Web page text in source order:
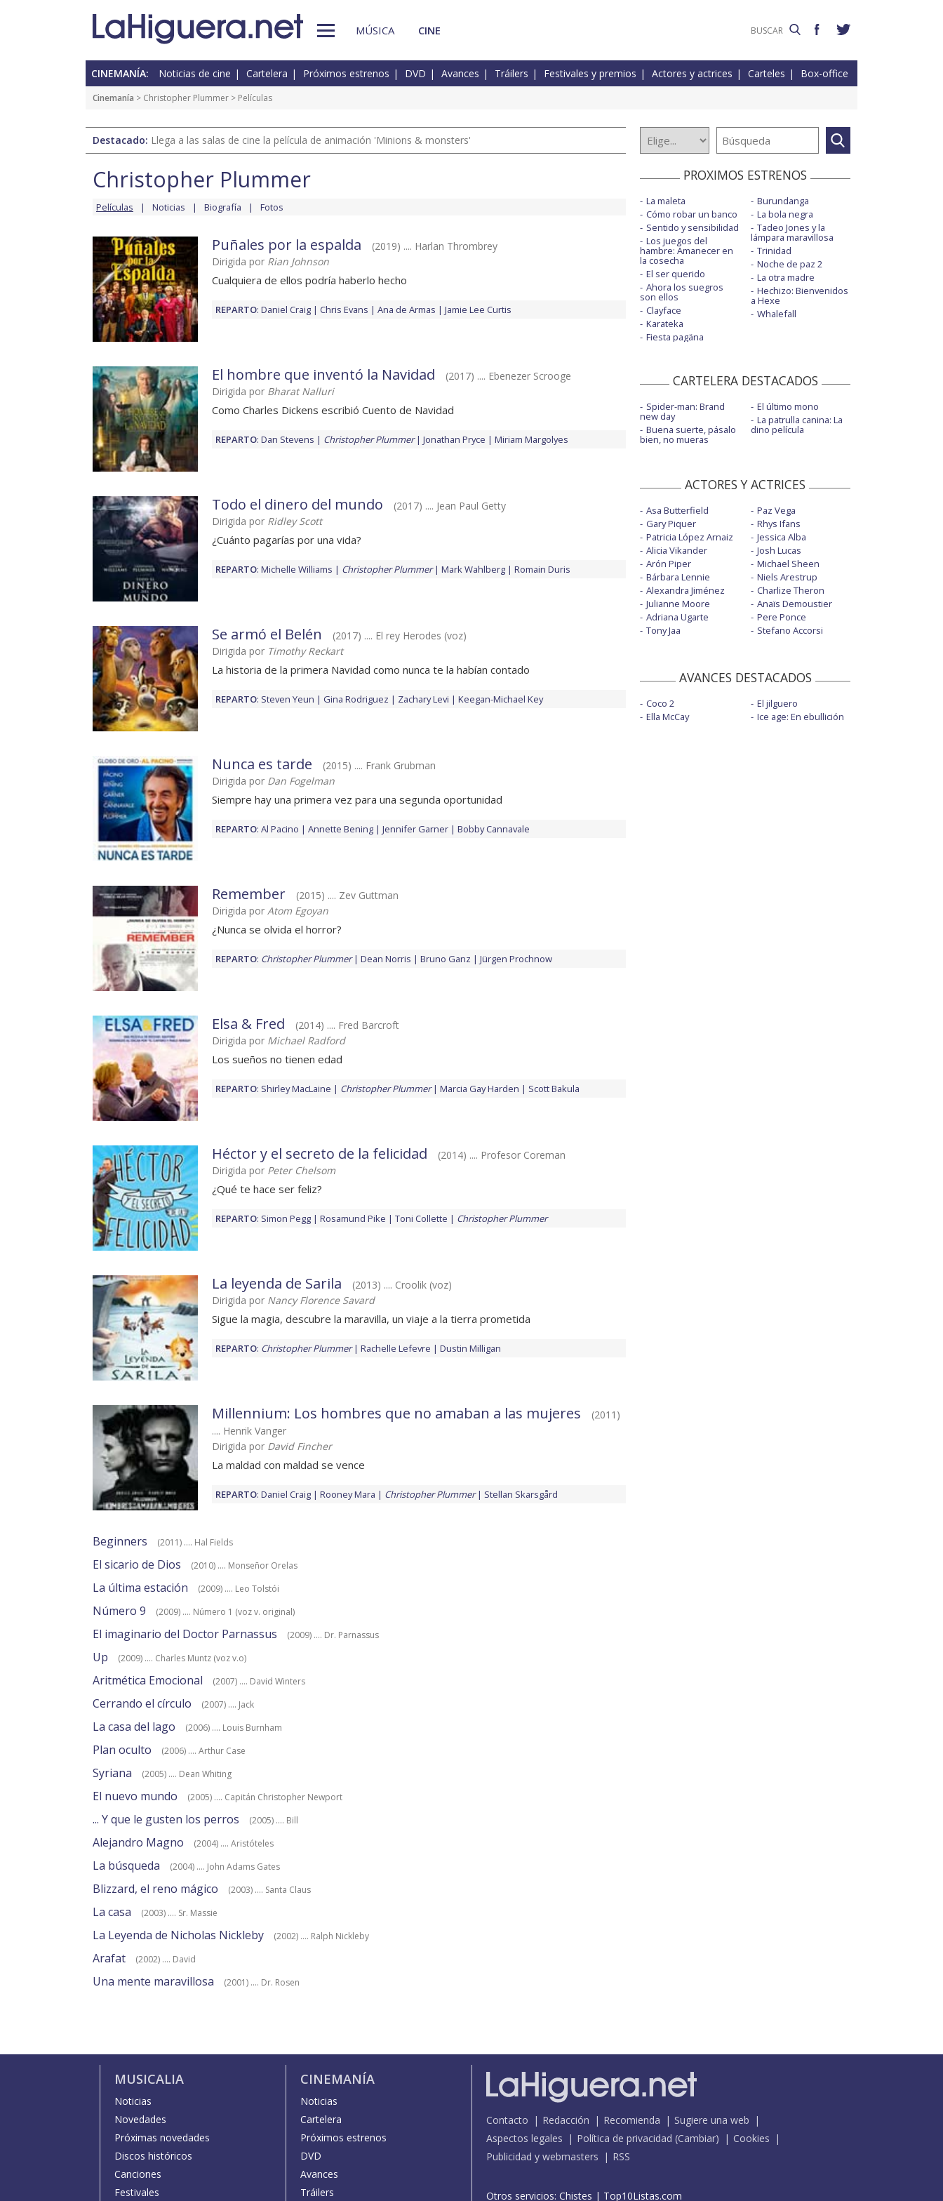
MÚSICA CINE
CINEMANÍA: Noticias de cine Cartelera Próximos estrenos DVD Avances Tráilers Festivales y premios Actores y actrices Carteles Box-office
Cinemanía > Christopher Plummer > Películas
Destacado: Llega a las salas de cine la película de animación 'Minions & monsters'
Christopher Plummer
Películas Noticias Biografía Fotos
Puñales por la espalda
(2019) .... Harlan Thrombrey
Dirigida por Rian Johnson
Cualquiera de ellos podría haberlo hecho
REPARTO: Daniel Craig Chris Evans Ana de Armas Jamie Lee Curtis
El hombre que inventó la Navidad
(2017) .... Ebenezer Scrooge
Dirigida por Bharat Nalluri
Como Charles Dickens escribió Cuento de Navidad
REPARTO: Dan Stevens Christopher Plummer Jonathan Pryce Miriam Margolyes
Todo el dinero del mundo
(2017) .... Jean Paul Getty
Dirigida por Ridley Scott
¿Cuánto pagarías por una vida?
REPARTO: Michelle Williams Christopher Plummer Mark Wahlberg Romain Duris
Se armó el Belén
(2017) .... El rey Herodes (voz)
Dirigida por Timothy Reckart
La historia de la primera Navidad como nunca te la habían contado
REPARTO: Steven Yeun Gina Rodriguez Zachary Levi Keegan-Michael Key
Nunca es tarde
(2015) .... Frank Grubman
Dirigida por Dan Fogelman
Siempre hay una primera vez para una segunda oportunidad
REPARTO: Al Pacino Annette Bening Jennifer Garner Bobby Cannavale
Remember
(2015) .... Zev Guttman
Dirigida por Atom Egoyan
¿Nunca se olvida el horror?
REPARTO: Christopher Plummer Dean Norris Bruno Ganz Jürgen Prochnow
Elsa & Fred
(2014) .... Fred Barcroft
Dirigida por Michael Radford
Los sueños no tienen edad
REPARTO: Shirley MacLaine Christopher Plummer Marcia Gay Harden Scott Bakula
Héctor y el secreto de la felicidad
(2014) .... Profesor Coreman
Dirigida por Peter Chelsom
¿Qué te hace ser feliz?
REPARTO: Simon Pegg Rosamund Pike Toni Collette Christopher Plummer
La leyenda de Sarila
(2013) .... Croolik (voz)
Dirigida por Nancy Florence Savard
Sigue la magia, descubre la maravilla, un viaje a la tierra prometida
REPARTO: Christopher Plummer Rachelle Lefevre Dustin Milligan
Millennium: Los hombres que no amaban a las mujeres
(2011)
.... Henrik Vanger
Dirigida por David Fincher
La maldad con maldad se vence
REPARTO: Daniel Craig Rooney Mara Christopher Plummer Stellan Skarsgård
Beginners (2011) .... Hal Fields
El sicario de Dios (2010) .... Monseñor Orelas
La última estación (2009) .... Leo Tolstói
Número 9 (2009) .... Número 1 (voz v. original)
El imaginario del Doctor Parnassus (2009) .... Dr. Parnassus
Up (2009) .... Charles Muntz (voz v.o)
Aritmética Emocional (2007) .... David Winters
Cerrando el círculo (2007) .... Jack
La casa del lago (2006) .... Louis Burnham
Plan oculto (2006) .... Arthur Case
Syriana (2005) .... Dean Whiting
El nuevo mundo (2005) .... Capitán Christopher Newport
... Y que le gusten los perros (2005) .... Bill
Alejandro Magno (2004) .... Aristóteles
La búsqueda (2004) .... John Adams Gates
Blizzard, el reno mágico (2003) .... Santa Claus
La casa (2003) .... Sr. Massie
La Leyenda de Nicholas Nickleby (2002) .... Ralph Nickleby
Arafat (2002) .... David
Una mente maravillosa (2001) .... Dr. Rosen
PROXIMOS ESTRENOS
La maleta
Cómo robar un banco
Sentido y sensibilidad
Los juegos del
hambre: Amanecer en
la cosecha
El ser querido
Ahora los suegros
son ellos
Clayface
Karateka
Fiesta pagäna
Burundanga
La bola negra
Tadeo Jones y la
lámpara maravillosa
Trinidad
Noche de paz 2
La otra madre
Hechizo: Bienvenidos
a Hexe
Whalefall
CARTELERA DESTACADOS
Spider-man: Brand
new day
Buena suerte, pásalo
bien, no mueras
El último mono
La patrulla canina: La
dino película
ACTORES Y ACTRICES
Asa Butterfield
Gary Piquer
Patricia López Arnaiz
Alicia Vikander
Arón Piper
Bárbara Lennie
Alexandra Jiménez
Julianne Moore
Adriana Ugarte
Tony Jaa
Paz Vega
Rhys Ifans
Jessica Alba
Josh Lucas
Michael Sheen
Niels Arestrup
Charlize Theron
Anaïs Demoustier
Pere Ponce
Stefano Accorsi
AVANCES DESTACADOS
Coco 2
Ella McCay
El jilguero
Ice age: En ebullición
MUSICALIA
Noticias
Novedades
Próximas novedades
Discos históricos
Canciones
Festivales
CINEMANÍA
Noticias
Cartelera
Próximos estrenos
DVD
Avances
Tráilers
Contacto Redacción Recomienda
Sugiere una web
Aspectos legales
Política de privacidad (Cambiar)
Cookies
Publicidad y webmasters
RSS
Otros servicios: Chistes | Top10Listas.com